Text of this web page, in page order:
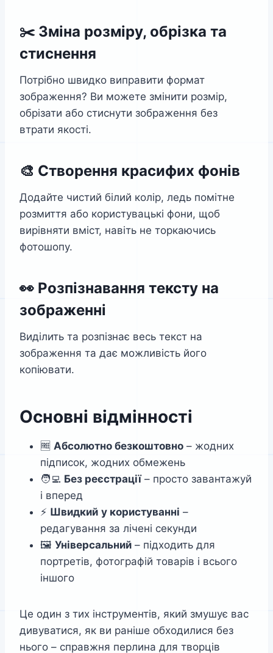
✂️ Зміна розміру, обрізка та
стиснення
Потрібно швидко виправити формат
зображення? Ви можете змінити розмір,
обрізати або стиснути зображення без
втрати якості.
🎨 Створення красифих фонів
Додайте чистий білий колір, ледь помітне
розмиття або користувацькі фони, щоб
вирівняти вміст, навіть не торкаючись
фотошопу.
👀 Розпізнавання тексту на
зображенні
Виділить та розпізнає весь текст на
зображення та дає можливість його
копіювати.
Основні відмінності
🆓 Абсолютно безкоштовно – жодних
підписок, жодних обмежень
🧑‍💻 Без реєстрації– просто завантажуй
і вперед
⚡ Швидкий у користуванні –
редагування за лічені секунди
🖼️ Універсальний – підходить для
портретів, фотографій товарів і всього
іншого
Це один з тих інструментів, який змушує вас
дивуватися, як ви раніше обходилися без
нього – справжня перлина для творців